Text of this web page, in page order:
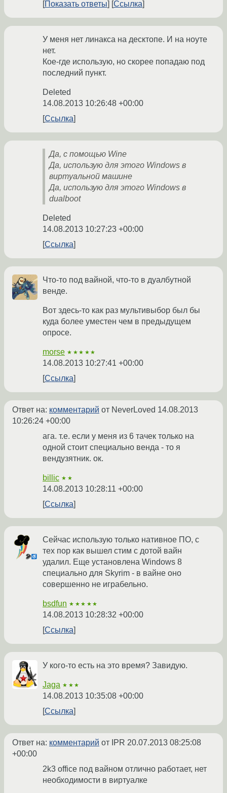
Показать ответы Ссылка
У меня нет линакса на десктопе. И на ноуте
нет.
Кое-где использую, но скорее попадаю под
последний пункт.
Deleted
14.08.2013 10:26:48 +00:00
Ссылка
Да, с помощью Wine
Да, использую для этого Windows в
виртуальной машине
Да, использую для этого Windows в
dualboot
Deleted
14.08.2013 10:27:23 +00:00
Ссылка
Что-то под вайной, что-то в дуалбутной
венде.
Вот здесь-то как раз мультивыбор был бы
куда более уместен чем в предыдущем
опросе.
morse ★★★★★
14.08.2013 10:27:41 +00:00
Ссылка
Ответ на: комментарий от NeverLoved 14.08.2013
10:26:24 +00:00
ага. т.е. если у меня из 6 тачек только на
одной стоит специально венда - то я
вендузятник. ок.
billic ★★
14.08.2013 10:28:11 +00:00
Ссылка
Сейчас использую только нативное ПО, с
тех пор как вышел стим с дотой вайн
удалил. Еще установлена Windows 8
специально для Skyrim - в вайне оно
совершенно не играбельно.
bsdfun ★★★★★
14.08.2013 10:28:32 +00:00
Ссылка
У кого-то есть на это время? Завидую.
Jaga ★★★
14.08.2013 10:35:08 +00:00
Ссылка
Ответ на: комментарий от IPR 20.07.2013 08:25:08
+00:00
2k3 office под вайном отлично работает, нет
необходимости в виртуалке